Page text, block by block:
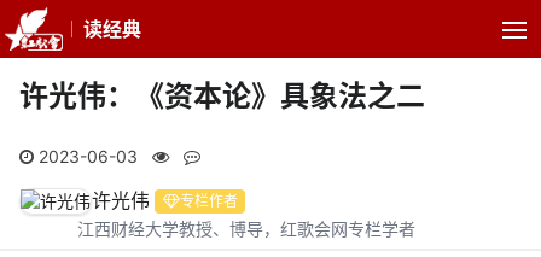
读经典
许光伟：《资本论》具象法之二
2023-06-03
许光伟 专栏作者
江西财经大学教授、博导，红歌会网专栏学者